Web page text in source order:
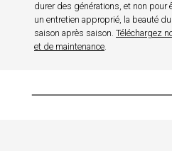
durer des générations, et non pour
un entretien approprié, la beauté
saison après saison. Téléchargez
et de maintenance.